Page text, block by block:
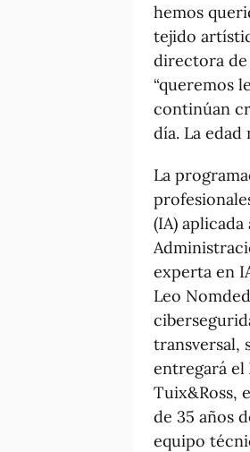
hemos
tejido
directora de
“queremos
continúan
día. La
La
(IA)
experta en
Leo
transversal,
entregará el
Tuix&Ross,
de 35 años
equipo